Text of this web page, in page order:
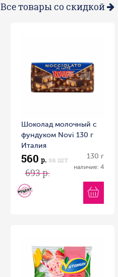
Все товары со скидкой
Шоколад молочный с
фундуком Novi 130 г
Италия
560 р. за шт
693 р.
130 г
наличие: 4